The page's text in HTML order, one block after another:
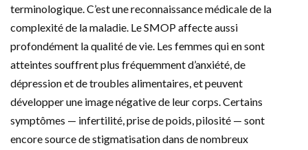
terminologique. C’est une reconnaissance médicale de la
complexité de la maladie. Le SMOP affecte aussi
profondément la qualité de vie. Les femmes qui en sont
atteintes souffrent plus fréquemment d’anxiété, de
dépression et de troubles alimentaires, et peuvent
développer une image négative de leur corps. Certains
symptômes — infertilité, prise de poids, pilosité — sont
encore source de stigmatisation dans de nombreux